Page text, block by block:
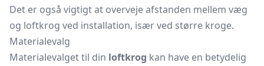
Det er også vigtigt at overveje afstanden mellem væg
og loftkrog ved installation, især ved større kroge.
Materialevalg
Materialevalget til din loftkrog kan have en betydelig